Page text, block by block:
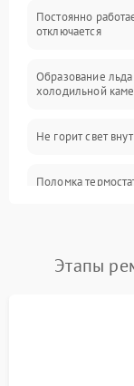
Постоянно
отключается
Образование
холодильной
Не горит свет
Поломка
Поломка
Этапы